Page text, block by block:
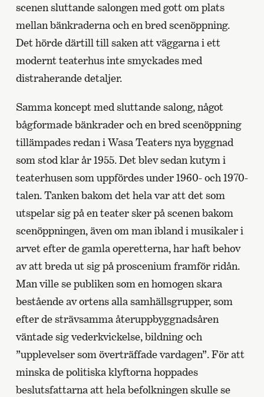
scenen sluttande salongen med gott om plats
mellan bänkraderna och en bred scenöppning.
Det hörde därtill till saken att väggarna i ett
modernt teaterhus inte smyckades med
distraherande detaljer.
Samma koncept med sluttande salong, något
bågformade bänkrader och en bred scenöppning
tillämpades redan i Wasa Teaters nya byggnad
som stod klar år 1955. Det blev sedan kutym i
teaterhusen som uppfördes under 1960- och 1970-
talen. Tanken bakom det hela var att det som
utspelar sig på en teater sker på scenen bakom
scenöppningen, även om man ibland i musikaler i
arvet efter de gamla operetterna, har haft behov
av att breda ut sig på proscenium framför ridån.
Man ville se publiken som en homogen skara
bestående av ortens alla samhällsgrupper, som
efter de strävsamma återuppbyggnadsåren
väntade sig vederkvickelse, bildning och
”upplevelser som överträffade vardagen”. För att
minska de politiska klyftorna hoppades
beslutsfattarna att hela befolkningen skulle se